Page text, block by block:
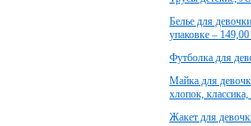
Белье для
упаковке –
Футболка для
Майка для
хлопок,
Жакет для